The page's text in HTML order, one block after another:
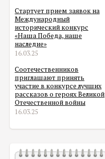
Стартует прием заявок на
Международный
исторический конкурс
«Наша Победа, наше
наследие»
16.03.25
Соотечественников
приглашают принять
участие в конкурсе лучших
рассказов о героях Великой
Отечественной войны
16.03.25